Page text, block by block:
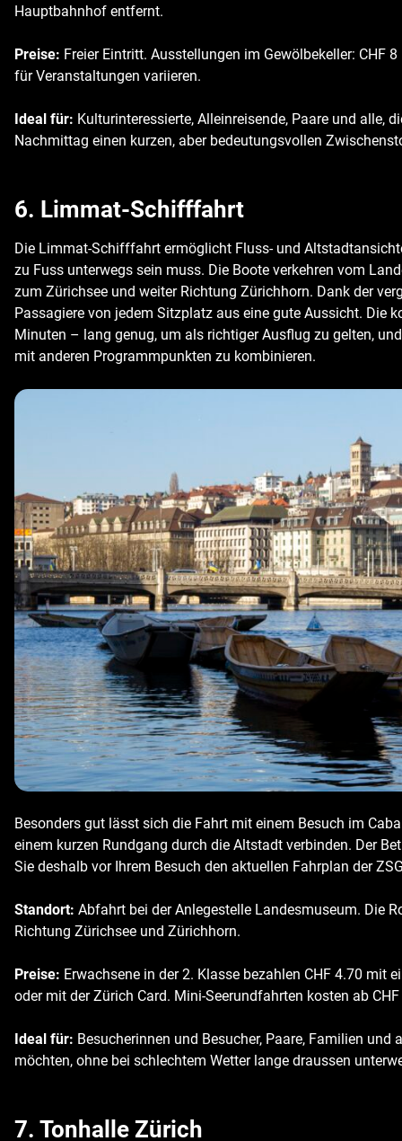
Hauptbahnhof entfernt.
Preise: Freier Eintritt. Ausstellungen im Gewölbekeller: CHF
für Veranstaltungen variieren.
Ideal für: Kulturinteressierte, Alleinreisende, Paare und alle,
Nachmittag einen kurzen, aber bedeutungsvollen
6. Limmat-Schifffahrt
Die Limmat-Schifffahrt ermöglicht Fluss- und
zu Fuss unterwegs sein muss. Die Boote verkehren vom
zum Zürichsee und weiter Richtung Zürichhorn. Dank der
Passagiere von jedem Sitzplatz aus eine gute Aussicht. Die
Minuten – lang genug, um als richtiger Ausflug zu gelten,
mit anderen Programmpunkten zu kombinieren.
Besonders gut lässt sich die Fahrt mit einem Besuch im
einem kurzen Rundgang durch die Altstadt verbinden. Der
Sie deshalb vor Ihrem Besuch den aktuellen Fahrplan der
Standort: Abfahrt bei der Anlegestelle Landesmuseum. Die
Richtung Zürichsee und Zürichhorn.
Preise: Erwachsene in der 2. Klasse bezahlen CHF 4.70 mit
oder mit der Zürich Card. Mini-Seerundfahrten kosten ab
Ideal für: Besucherinnen und Besucher, Paare, Familien und
möchten, ohne bei schlechtem Wetter lange draussen
7. Tonhalle Zürich